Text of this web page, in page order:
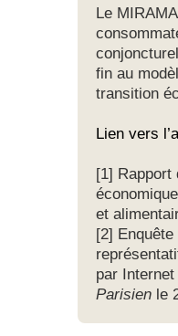
Le
fin au
transition
Lien vers
[1] Rapport
et
[2]
par
Parisien le